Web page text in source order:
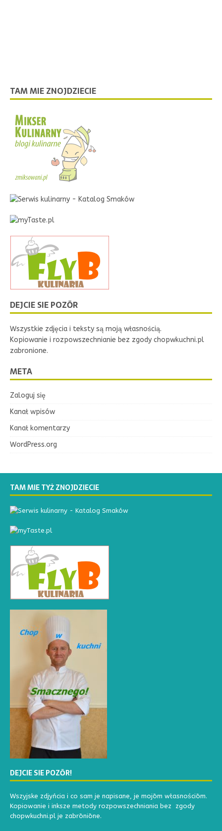
TAM MIE ZNOJDZIECIE
DEJCIE SIE POZŌR
Wszystkie zdjęcia i teksty są moją własnością.
Kopiowanie i rozpowszechnianie bez zgody chopwkuchni.pl
zabronione.
META
Zaloguj się
Kanał wpisów
Kanał komentarzy
WordPress.org
TAM MIE TYŻ ZNOJDZIECIE
DEJCIE SIE POZŌR!
Wszyjske zdjyńcia i co sam je napisane, je mojōm własnościōm.
Kopiowanie i inksze metody rozpowszechniania bez zgody
chopwkuchni.pl je zabrōniōne.